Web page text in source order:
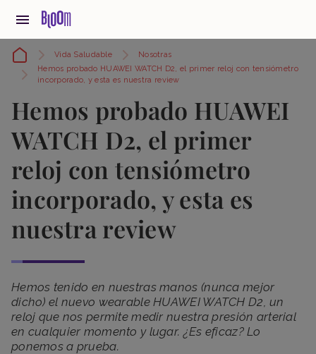
Vida Saludable
Nosotras
Hemos probado HUAWEI WATCH D2, el primer reloj con tensiómetro
incorporado, y esta es nuestra review
Hemos probado HUAWEI
WATCH D2, el primer
reloj con tensiómetro
incorporado, y esta es
nuestra review
Hemos tenido en nuestras manos (nunca mejor
dicho) el nuevo wearable HUAWEI WATCH D2, un
reloj que nos permite medir nuestra presión arterial
en cualquier momento y lugar. ¿Es eficaz? Lo
ponemos a prueba.